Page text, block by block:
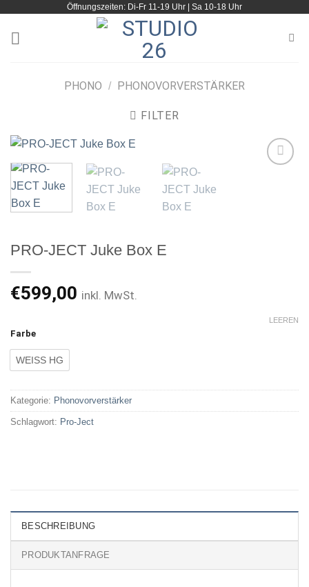
springen
Öffnungszeiten: Di-Fr 11-19 Uhr | Sa 10-18 Uhr
PHONO / PHONOVORVERSTÄRKER
FILTER
PRO-JECT Juke Box E
€599,00 inkl. MwSt.
Farbe
WEISS HG
LEEREN
Kategorie: Phonovorverstärker
Schlagwort: Pro-Ject
BESCHREIBUNG
PRODUKTANFRAGE